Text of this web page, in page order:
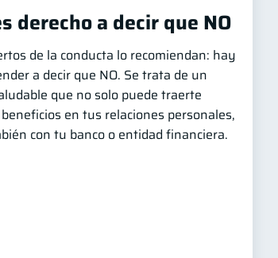
derecho a decir que NO
de la conducta lo recomiendan: hay
a decir que NO. Se trata de un
que no solo puede traerte
en tus relaciones personales,
con tu banco o entidad financiera.